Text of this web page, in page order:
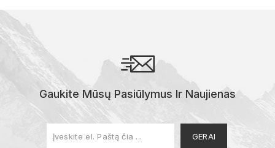
Gaukite Mūsų Pasiūlymus Ir Naujienas